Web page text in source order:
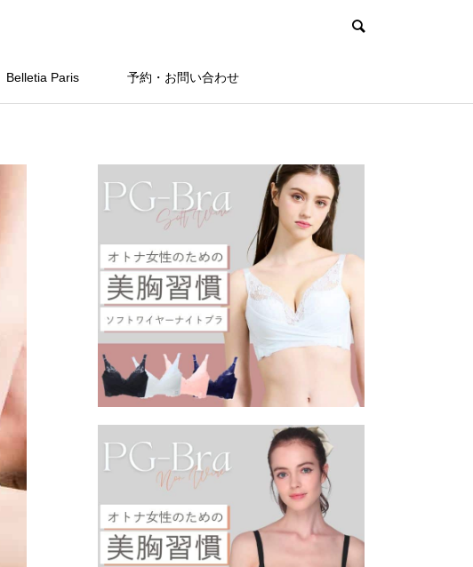
Belletia Paris 予約・お問い合わせ